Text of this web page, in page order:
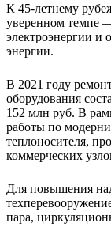
К 45-летнему
уверенном темпе
электроэнергии и
энергии.
В 2021 году
оборудования
152 млн руб. В
работы по
теплоносителя,
коммерческих
Для повышения
пара,